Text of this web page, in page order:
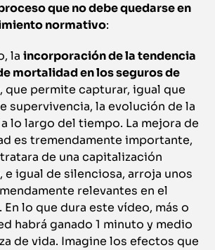
que no debe quedarse en
normativo:
laincorporación de la tendencia
mortalidad en los seguros de
, que permite capturar, igual que
supervivencia, la evolución de la
lo largo del tiempo. La mejora de
es tremendamente importante,
de una capitalización
e igual de silenciosa, arroja unos
relevantes en el
En lo que dura este vídeo, más o
habrá ganado 1 minuto y medio
de vida. Imagine los efectos que